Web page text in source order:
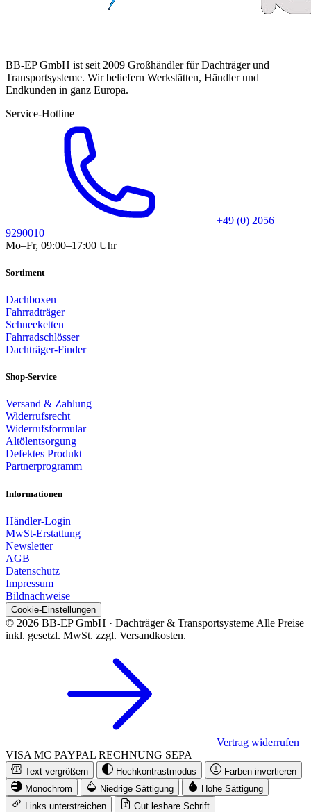
BB-EP GmbH ist seit 2009 Großhändler für Dachträger und
Transportsysteme. Wir beliefern Werkstätten, Händler und
Endkunden in ganz Europa.
Service-Hotline
+49 (0) 2056
9290010
Mo–Fr, 09:00–17:00 Uhr
Sortiment
Dachboxen
Fahrradträger
Schneeketten
Fahrradschlösser
Dachträger-Finder
Shop-Service
Versand & Zahlung
Widerrufsrecht
Widerrufsformular
Altölentsorgung
Defektes Produkt
Partnerprogramm
Informationen
Händler-Login
MwSt-Erstattung
Newsletter
AGB
Datenschutz
Impressum
Bildnachweise
Cookie-Einstellungen
© 2026 BB-EP GmbH · Dachträger & Transportsysteme Alle Preise
inkl. gesetzl. MwSt. zzgl. Versandkosten.
Vertrag widerrufen
VISA MC PAYPAL RECHNUNG SEPA
Text vergrößern Hochkontrastmodus
Farben invertieren
Monochrom
Niedrige Sättigung
Hohe Sättigung
Links unterstreichen
Gut lesbare Schrift